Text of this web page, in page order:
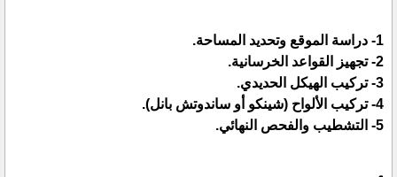
1- دراسة الموقع وتحديد المساحة.
2- تجهيز القواعد الخرسانية.
3- تركيب الهيكل الحديدي.
4- تركيب الألواح (شينكو أو ساندوتش بانل).
5- التشطيب والفحص النهائي.